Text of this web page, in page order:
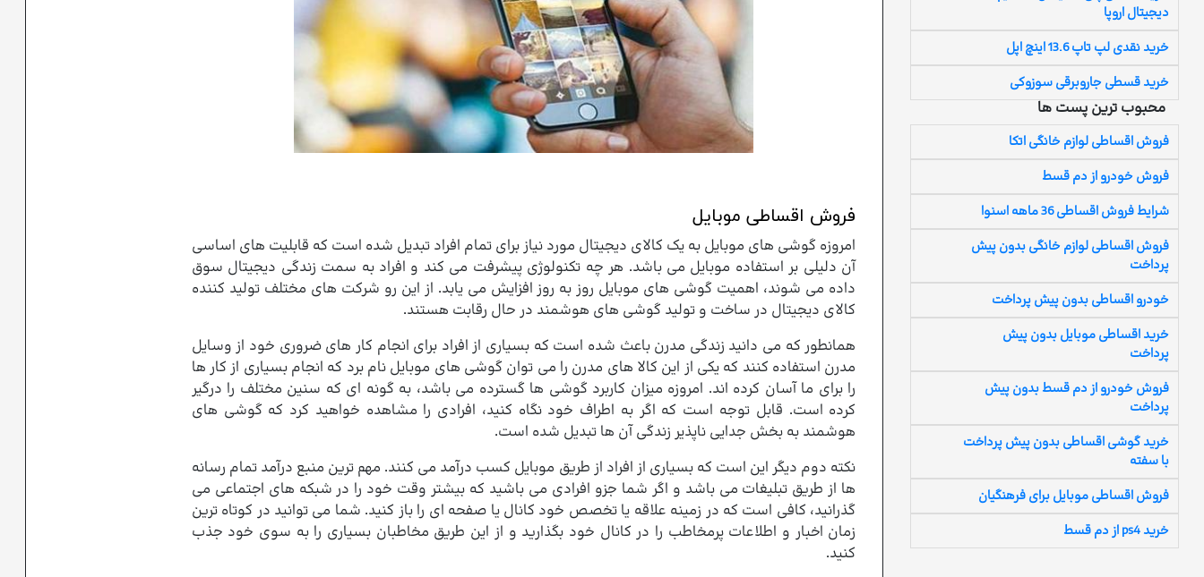
دیجیتال اروپا
خرید نقدی لپ تاپ 13.6 اینچ اپل
خرید قسطی جاروبرقی سوزوکی
محبوب ترین پست ها
فروش اقساطی لوازم خانگی اتکا
فروش خودرو از دم قسط
شرایط فروش اقساطی 36 ماهه اسنوا
فروش اقساطی لوازم خانگی بدون پیش
پرداخت
خودرو اقساطی بدون پیش پرداخت
خرید اقساطی موبایل بدون پیش
پرداخت
فروش خودرو از دم قسط بدون پیش
پرداخت
خرید گوشی اقساطی بدون پیش پرداخت
با سفته
فروش اقساطی موبایل برای فرهنگیان
خرید ps4 از دم قسط
فروش اقساطی موبایل
امروزه گوشی های موبایل به یک کالای دیجیتال مورد نیاز برای تمام افراد تبدیل شده است که قابلیت های اساسی
آن دلیلی بر استفاده موبایل می باشد. هر چه تکنولوژی پیشرفت می کند و افراد به سمت زندگی دیجیتال سوق
داده می شوند، اهمیت گوشی های موبایل روز به روز افزایش می یابد. از این رو شرکت های مختلف تولید کننده
کالای دیجیتال در ساخت و تولید گوشی های هوشمند در حال رقابت هستند.
همانطور که می دانید زندگی مدرن باعث شده است که بسیاری از افراد برای انجام کار های ضروری خود از وسایل
مدرن استفاده کنند که یکی از این کالا های مدرن را می توان گوشی های موبایل نام برد که انجام بسیاری از کار ها
را برای ما آسان کرده اند. امروزه میزان کاربرد گوشی ها گسترده می باشد، به گونه ای که سنین مختلف را درگیر
کرده است. قابل توجه است که اگر به اطراف خود نگاه کنید، افرادی را مشاهده خواهید کرد که گوشی های
هوشمند به بخش جدایی ناپذیر زندگی آن ها تبدیل شده است.
نکته دوم دیگر این است که بسیاری از افراد از طریق موبایل کسب درآمد می کنند. مهم ترین منبع درآمد تمام رسانه
ها از طریق تبلیغات می باشد و اگر شما جزو افرادی می باشید که بیشتر وقت خود را در شبکه های اجتماعی می
گذرانید، کافی است که در زمینه علاقه یا تخصص خود کانال یا صفحه ای را باز کنید. شما می توانید در کوتاه ترین
زمان اخبار و اطلاعات پرمخاطب را در کانال خود بگذارید و از این طریق مخاطبان بسیاری را به سوی خود جذب
کنید.